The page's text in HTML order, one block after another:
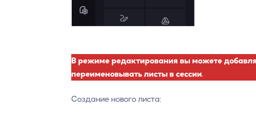
В режиме редактирования вы можете
переименовывать листы в сессии.
Создание нового листа: